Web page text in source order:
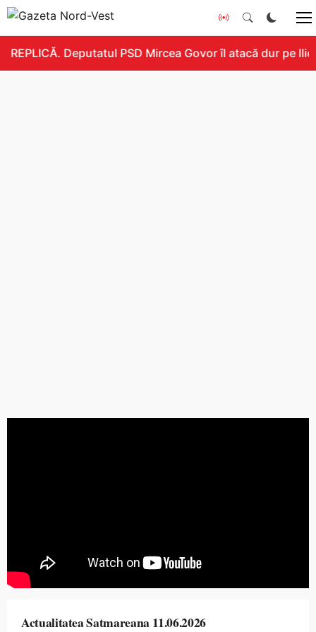
REPLICĂ. Deputatul PSD Mircea Govor îl atacă dur pe
Actualitatea Satmareana 11.06.2026